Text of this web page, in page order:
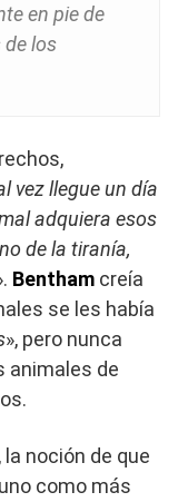
en pie de
los
vez llegue un día
adquiera esos
de la tiranía,
Bentham creía
se les había
», pero nunca
animales de
noción de que
como más